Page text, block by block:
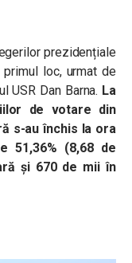
prezidențiale
loc, urmat de
USR Dan Barna. La
de votare din
s-au închis la ora
51,36% (8,68 de
și 670 de mii în